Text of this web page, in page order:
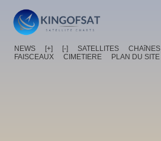
NEWS [+] [-] SATELLITES CHAîNES
FAISCEAUX
CIMETIERE PLAN DU SITE